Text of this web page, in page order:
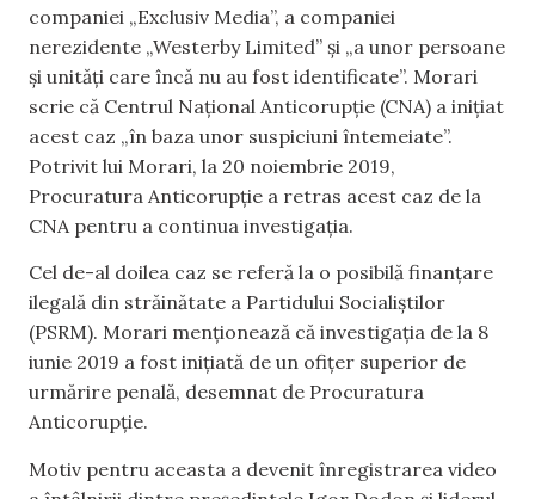
companiei „Exclusiv Media”, a companiei
nerezidente „Westerby Limited” și „a unor persoane
și unități care încă nu au fost identificate”. Morari
scrie că Centrul Național Anticorupție (CNA) a inițiat
acest caz „în baza unor suspiciuni întemeiate”.
Potrivit lui Morari, la 20 noiembrie 2019,
Procuratura Anticorupție a retras acest caz de la
CNA pentru a continua investigația.
Cel de-al doilea caz se referă la o posibilă finanțare
ilegală din străinătate a Partidului Socialiștilor
(PSRM). Morari menționează că investigația de la 8
iunie 2019 a fost inițiată de un ofițer superior de
urmărire penală, desemnat de Procuratura
Anticorupție.
Motiv pentru aceasta a devenit înregistrarea video